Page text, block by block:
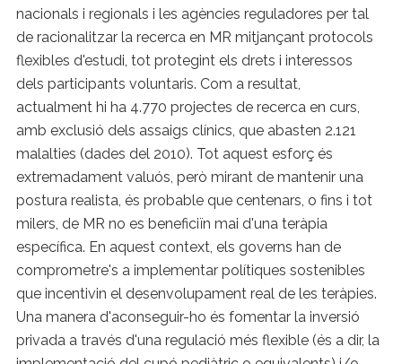
nacionals i regionals i les agències reguladores per tal
de racionalitzar la recerca en MR mitjançant protocols
flexibles d'estudi, tot protegint els drets i interessos
dels participants voluntaris. Com a resultat,
actualment hi ha 4.770 projectes de recerca en curs,
amb exclusió dels assaigs clínics, que abasten 2.121
malalties (dades del 2010). Tot aquest esforç és
extremadament valuós, però mirant de mantenir una
postura realista, és probable que centenars, o fins i tot
milers, de MR no es beneficiïn mai d'una teràpia
específica. En aquest context, els governs han de
comprometre's a implementar polítiques sostenibles
que incentivin el desenvolupament real de les teràpies.
Una manera d'aconseguir-ho és fomentar la inversió
privada a través d'una regulació més flexible (és a dir, la